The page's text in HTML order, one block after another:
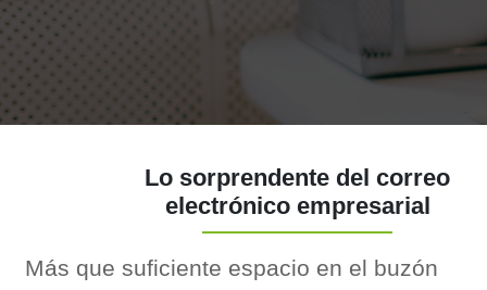
Lo sorprendente del correo
electrónico empresarial
Más que suficiente espacio en el buzón